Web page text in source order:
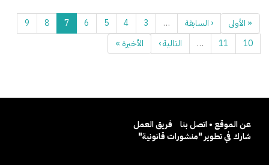
« الأولى ‹ السابقة …
3
4
5
6
7
8
9
10
11
… التالية › الأخيرة »
عن الموقع • اتصل بنا
فريق العمل
شارك في تطوير "منشورات قانونية"